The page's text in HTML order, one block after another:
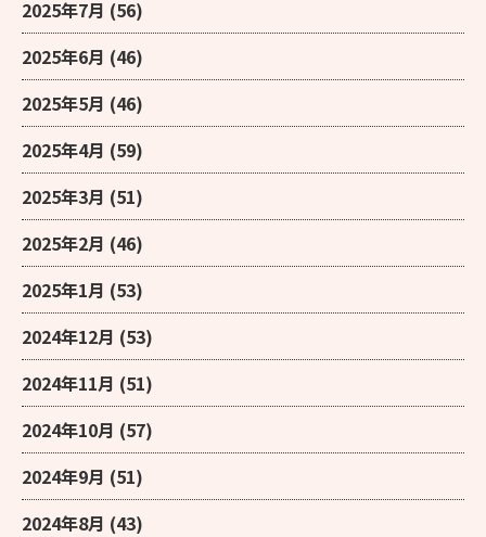
2025年7月 (56)
2025年6月 (46)
2025年5月 (46)
2025年4月 (59)
2025年3月 (51)
2025年2月 (46)
2025年1月 (53)
2024年12月 (53)
2024年11月 (51)
2024年10月 (57)
2024年9月 (51)
2024年8月 (43)